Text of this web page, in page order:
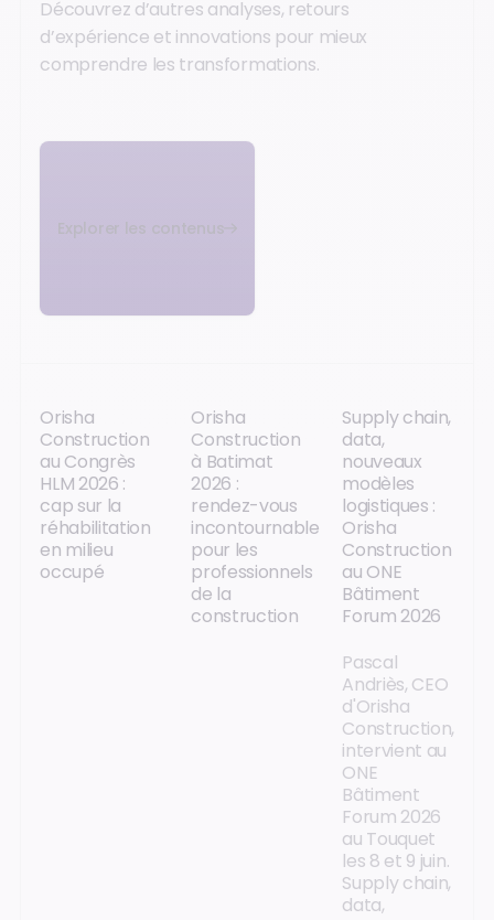
Découvrez d’autres analyses, retours
d’expérience et innovations pour mieux
comprendre les transformations.
Explorer les contenus
Orisha
Construction
au Congrès
HLM 2026 :
cap sur la
réhabilitation
en milieu
occupé
Orisha
Construction
à Batimat
2026 :
rendez-vous
incontournable
pour les
professionnels
de la
construction
Supply chain,
data,
nouveaux
modèles
logistiques :
Orisha
Construction
au ONE
Bâtiment
Forum 2026
Pascal
Andriès, CEO
d'Orisha
Construction,
intervient au
ONE
Bâtiment
Forum 2026
au Touquet
les 8 et 9 juin.
Supply chain,
data,